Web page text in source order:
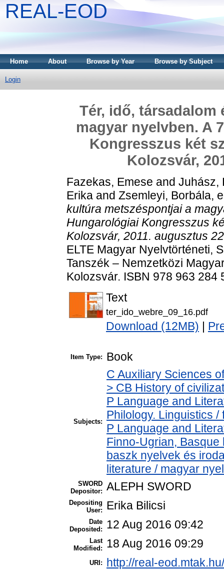
REAL-EOD
Home About Browse by Year Browse by Subject
Login
Tér, idő, társadalom
magyar nyelvben. A
Kongresszus két
Kolozsvár,
Fazekas, Emese and Juhász,
Erika and Zsemleyi, Borbála,
kultúra metszéspontjai a
Hungarológiai Kongresszus
Kolozsvár, 2011. augusztus
ELTE Magyar Nyelvtörténeti,
Tanszék – Nemzetközi
Kolozsvár. ISBN 978 963 284
Text
ter_ido_webre_09_16.pdf
Download (12MB)
Item Type: Book
Subjects:
C Auxiliary Sciences
> CB History of
P Language and
Philology. Linguistics
P Language and
Finno-Ugrian,
baszk nyelvek és
literature / magyar
SWORD
Depositor: ALEPH SWORD
Depositing
User:
Erika Bilicsi
Date
Deposited:
12 Aug 2016 09:42
Last
Modified:
18 Aug 2016 09:29
URI: http://real-